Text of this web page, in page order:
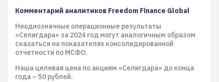
Комментарий аналитиков Freedom Finance Global
Неоднозначные операционные результаты
«Селигдара» за 2024 год могут аналогичным образом
сказаться на показателях консолидированной
отчетности по МСФО.
Наша целевая цена по акциям «Селигдара» до конца
года – 50 рублей.